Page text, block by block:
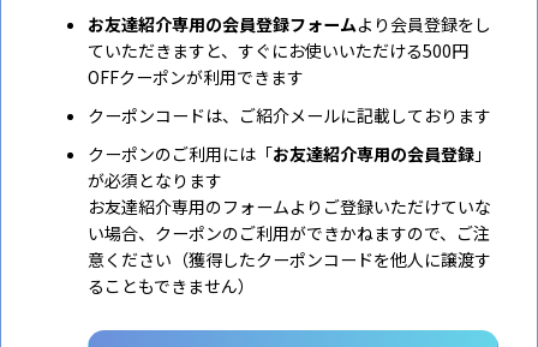
お友達紹介専用の会員登録フォームより会員登録をし
ていただきますと、すぐにお使いいただける500円
OFFクーポンが利用できます
クーポンコードは、ご紹介メールに記載しております
クーポンのご利用には「お友達紹介専用の会員登録 」
が必須となります
お友達紹介専用のフォームよりご登録いただけていな
い場合、クーポンのご利用ができかねますので、ご注
意ください（獲得したクーポンコードを他人に譲渡す
ることもできません）